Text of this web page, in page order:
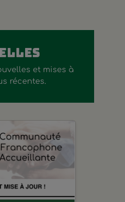
et mises à
récentes.